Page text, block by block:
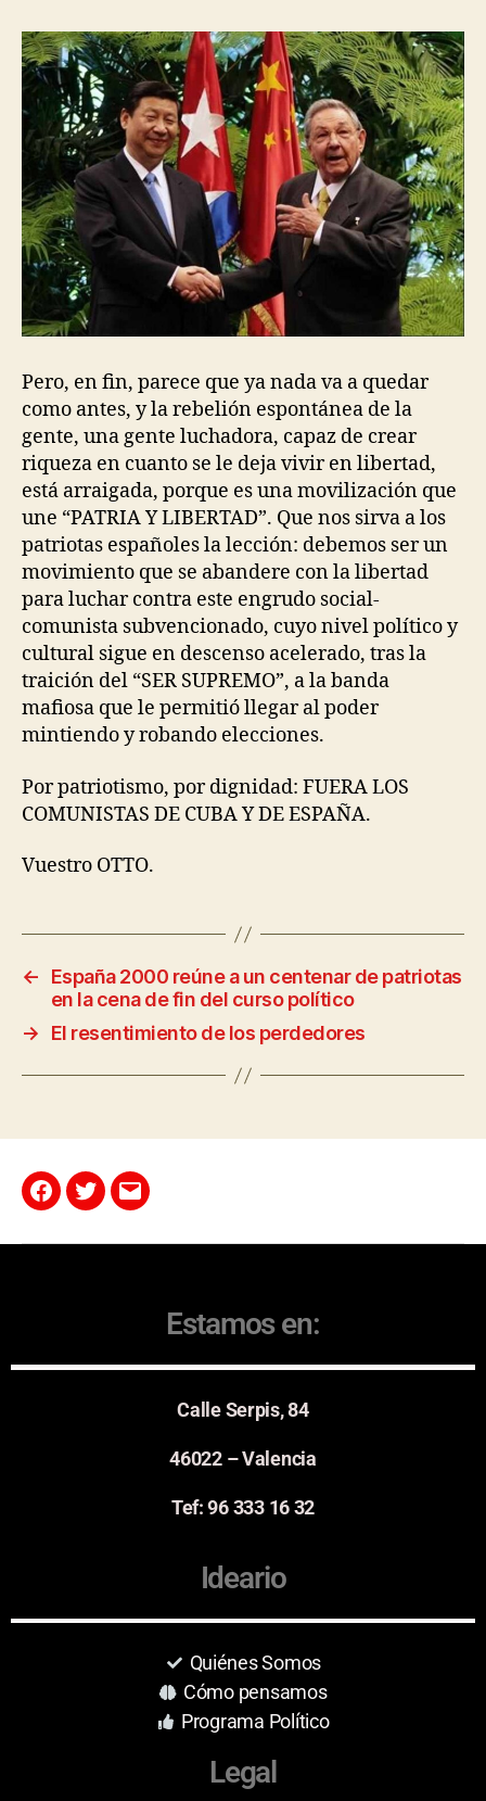
Pero, en fin, parece que ya nada va a quedar
como antes, y la rebelión espontánea de la
gente, una gente luchadora, capaz de crear
riqueza en cuanto se le deja vivir en libertad,
está arraigada, porque es una movilización que
une “PATRIA Y LIBERTAD”. Que nos sirva a los
patriotas españoles la lección: debemos ser un
movimiento que se abandere con la libertad
para luchar contra este engrudo social-
comunista subvencionado, cuyo nivel político y
cultural sigue en descenso acelerado, tras la
traición del “SER SUPREMO”, a la banda
mafiosa que le permitió llegar al poder
mintiendo y robando elecciones.
Por patriotismo, por dignidad: FUERA LOS
COMUNISTAS DE CUBA Y DE ESPAÑA.
Vuestro OTTO.
←
España 2000 reúne a un centenar de patriotas
en la cena de fin del curso político
→
El resentimiento de los perdedores
Estamos en:
Calle Serpis, 84
46022 – Valencia
Tef: 96 333 16 32
Ideario
Quiénes Somos
Cómo pensamos
Programa Político
Legal